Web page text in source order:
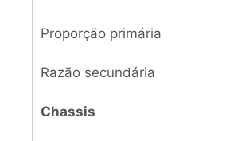
Proporção primária
Razão secundária
Chassis